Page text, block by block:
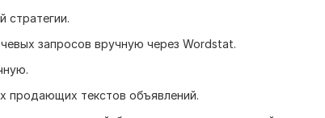
стратегии.
запросов вручную через Wordstat.
продающих текстов объявлений.